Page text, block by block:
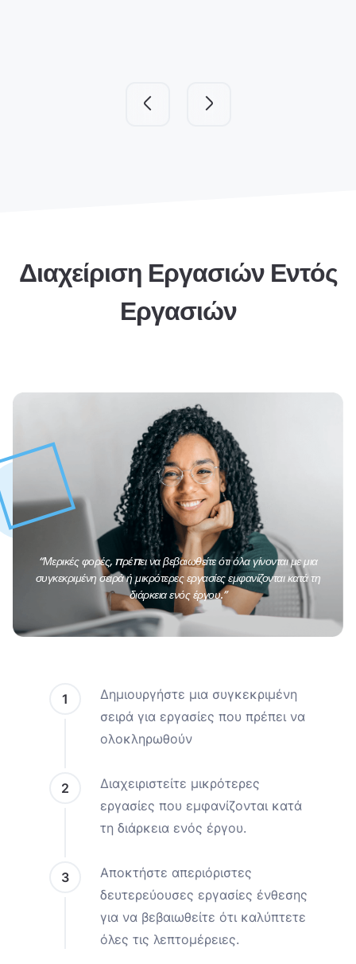
Διαχείριση Εργασιών Εντός
Εργασιών
“Μερικές φορές, πρέπει να βεβαιωθείτε ότι όλα γίνονται με μια
συγκεκριμένη σειρά ή μικρότερες εργασίες εμφανίζονται κατά τη
διάρκεια ενός έργου.”
1
Δημιουργήστε μια συγκεκριμένη
σειρά για εργασίες που πρέπει να
ολοκληρωθούν
2
Διαχειριστείτε μικρότερες
εργασίες που εμφανίζονται κατά
τη διάρκεια ενός έργου.
3
Αποκτήστε απεριόριστες
δευτερεύουσες εργασίες ένθεσης
για να βεβαιωθείτε ότι καλύπτετε
όλες τις λεπτομέρειες.